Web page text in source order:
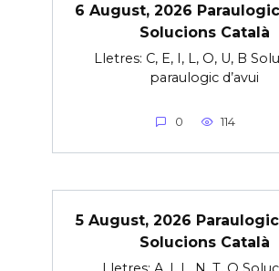
6 August, 2026 Paraulogic
Solucions Català
Lletres: C, E, I, L, O, U, B
paraulogic d’avui
0 114
5 August, 2026 Paraulogic
Solucions Català